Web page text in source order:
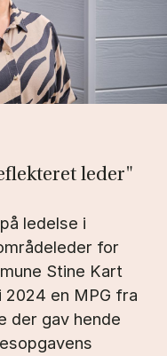
leder"
ledelse i
for
Stine Kart
en MPG fra
der gav hende